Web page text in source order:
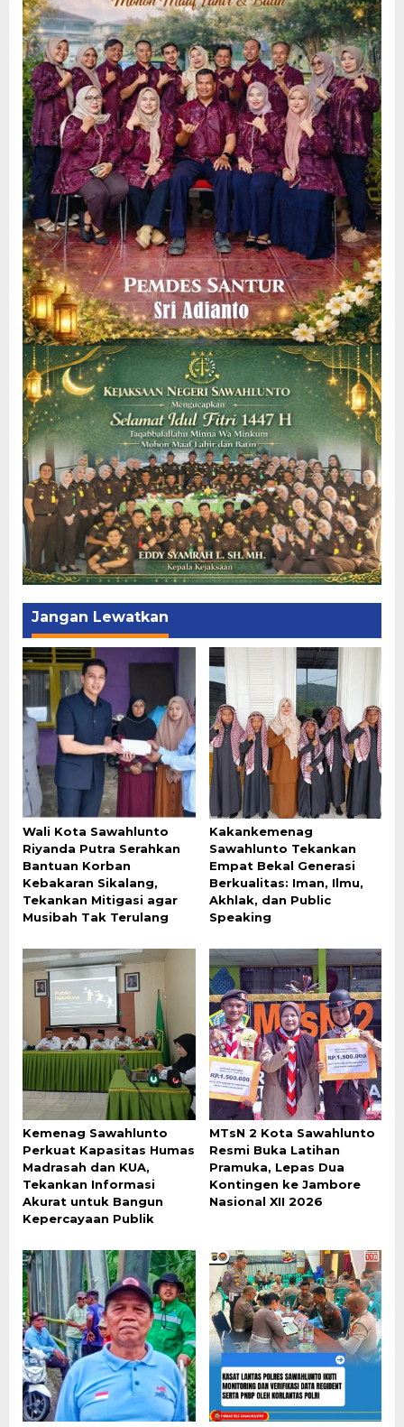
Jangan Lewatkan
Wali Kota Sawahlunto
Riyanda Putra Serahkan
Bantuan Korban
Kebakaran Sikalang,
Tekankan Mitigasi agar
Musibah Tak Terulang
Kakankemenag
Sawahlunto Tekankan
Empat Bekal Generasi
Berkualitas: Iman, Ilmu,
Akhlak, dan Public
Speaking
Kemenag Sawahlunto
Perkuat Kapasitas Humas
Madrasah dan KUA,
Tekankan Informasi
Akurat untuk Bangun
Kepercayaan Publik
MTsN 2 Kota Sawahlunto
Resmi Buka Latihan
Pramuka, Lepas Dua
Kontingen ke Jambore
Nasional XII 2026